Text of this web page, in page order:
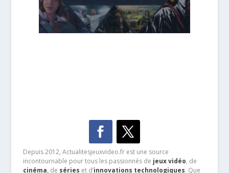
Depuis 2012, Actualitesjeuxvideo.fr est une source
incontournable pour tous les passionnés de jeux vidéo, de
cinéma,de séries et d’innovations technologiques. Que